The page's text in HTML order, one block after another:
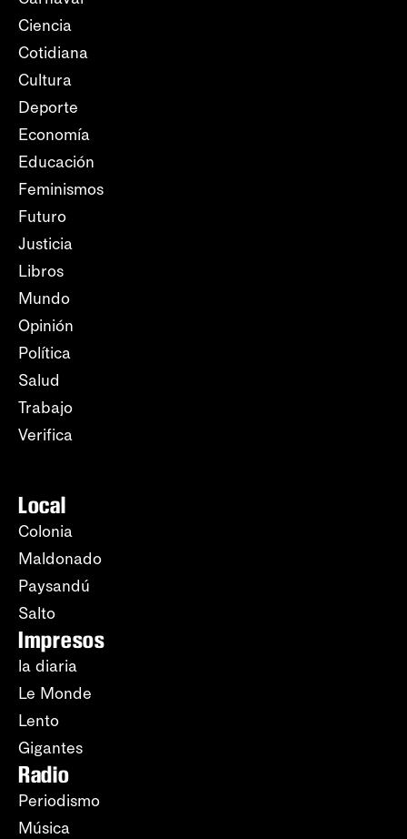
Ciencia
Cotidiana
Cultura
Deporte
Economía
Educación
Feminismos
Futuro
Justicia
Libros
Mundo
Opinión
Política
Salud
Trabajo
Verifica
Local
Colonia
Maldonado
Paysandú
Salto
Impresos
la diaria
Le Monde
Lento
Gigantes
Radio
Periodismo
Música